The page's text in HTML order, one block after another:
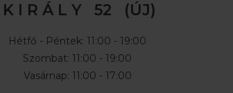
K I R Á L Y 52 (ÚJ)
Hétfő - Péntek: 11:00 - 19:00
Szombat: 11:00 - 19:00
Vasárnap: 11:00 - 17:00